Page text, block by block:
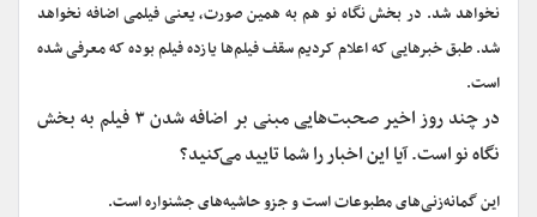
نخواهد شد. در بخش نگاه نو هم به همین صورت، یعنی فیلمی اضافه نخواهد
شد. طبق خبرهایی که اعلام کردیم سقف‌ فیلم‌ها یازده فیلم بوده که معرفی شده
است.
در چند روز اخیر صحبت‌هایی مبنی بر اضافه شدن ۳ فیلم به بخش
نگاه نو است. آیا این اخبار را شما تایید می‌کنید؟
این گمانه‌زنی‌های مطبوعات است و جزو حاشیه‌های جشنواره است.